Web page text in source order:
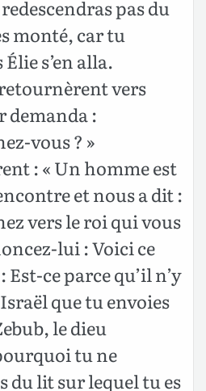
pas du
monté, car tu
s’en alla.
vers
demanda :
vous ? »
: « Un homme est
et nous a dit :
vers le roi qui vous
lui : Voici ce
ce parce qu’il n’y
que tu envoies
le dieu
tu ne
du lit sur lequel tu es